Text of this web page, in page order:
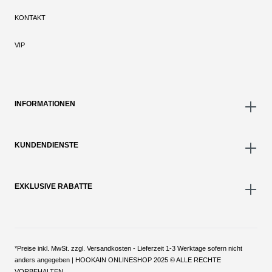
KONTAKT
VIP
INFORMATIONEN
KUNDENDIENSTE
EXKLUSIVE RABATTE
*Preise inkl. MwSt. zzgl. Versandkosten - Lieferzeit 1-3 Werktage sofern nicht
anders angegeben | HOOKAIN ONLINESHOP 2025 © ALLE RECHTE